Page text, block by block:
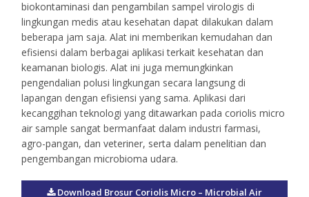
biokontaminasi dan pengambilan sampel virologis di
lingkungan medis atau kesehatan dapat dilakukan dalam
beberapa jam saja. Alat ini memberikan kemudahan dan
efisiensi dalam berbagai aplikasi terkait kesehatan dan
keamanan biologis. Alat ini juga memungkinkan
pengendalian polusi lingkungan secara langsung di
lapangan dengan efisiensi yang sama. Aplikasi dari
kecanggihan teknologi yang ditawarkan pada coriolis micro
air sample sangat bermanfaat dalam industri farmasi,
agro-pangan, dan veteriner, serta dalam penelitian dan
pengembangan microbioma udara.
Download Brosur Coriolis Micro – Microbial Air